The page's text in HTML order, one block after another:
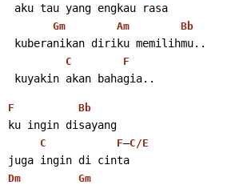
aku tau yang engkau rasa
Gm Am Bb
kuberanikan diriku memilihmu..
C F
kuyakin akan bahagia..
F Bb
ku ingin disayang
C F–C/E
juga ingin di cinta
Dm Gm